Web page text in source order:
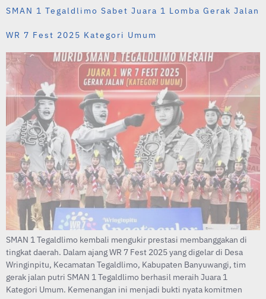
SMAN 1 Tegaldlimo Sabet Juara 1 Lomba Gerak Jalan
WR 7 Fest 2025 Kategori Umum
SMAN 1 Tegaldlimo kembali mengukir prestasi membanggakan di
tingkat daerah. Dalam ajang WR 7 Fest 2025 yang digelar di Desa
Wringinpitu, Kecamatan Tegaldlimo, Kabupaten Banyuwangi, tim
gerak jalan putri SMAN 1 Tegaldlimo berhasil meraih Juara 1
Kategori Umum. Kemenangan ini menjadi bukti nyata komitmen